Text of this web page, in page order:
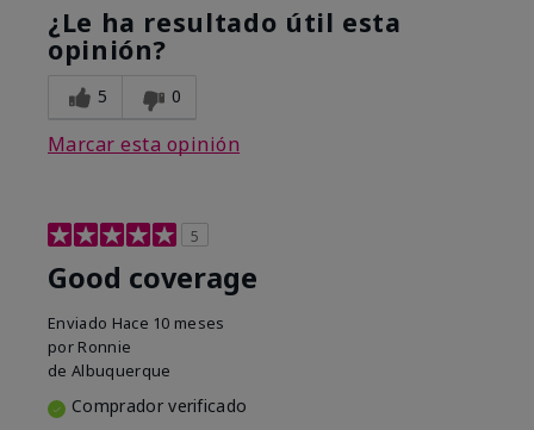
¿Le ha resultado útil esta
opinión?
5 0
Marcar esta opinión
5
Good coverage
Enviado Hace 10 meses
por Ronnie
de Albuquerque
Comprador verificado